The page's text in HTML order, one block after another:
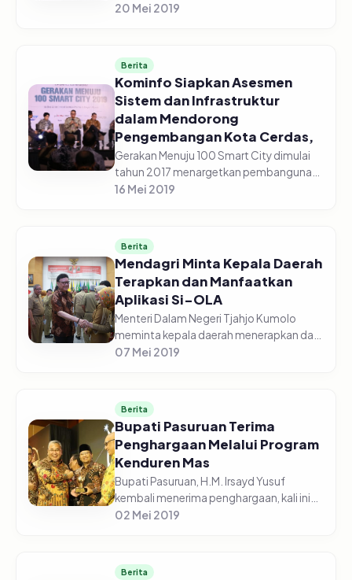
sambutan tertulis yang dibacakan oleh
Upacar...
20 Mei 2019
Berita
Kominfo Siapkan Asesmen
Sistem dan Infrastruktur
dalam Mendorong
Pengembangan Kota Cerdas,
Gerakan Menuju 100 Smart City dimulai
tahun 2017 menargetkan pembangunan
smart city atau kota cerdas yang berdaya
16 Mei 2019
Berita
Mendagri Minta Kepala Daerah
Terapkan dan Manfaatkan
Aplikasi Si-OLA
Menteri Dalam Negeri Tjahjo Kumolo
meminta kepala daerah menerapkan dan
memanfaatkan aplikasi Sistem Online
07 Mei 2019
Berita
Bupati Pasuruan Terima
Penghargaan Melalui Program
Kenduren Mas
Bupati Pasuruan, H.M. Irsayd Yusuf
kembali menerima penghargaan, kali ini
penghargaan diberikan oleh Majalah
02 Mei 2019
Berita